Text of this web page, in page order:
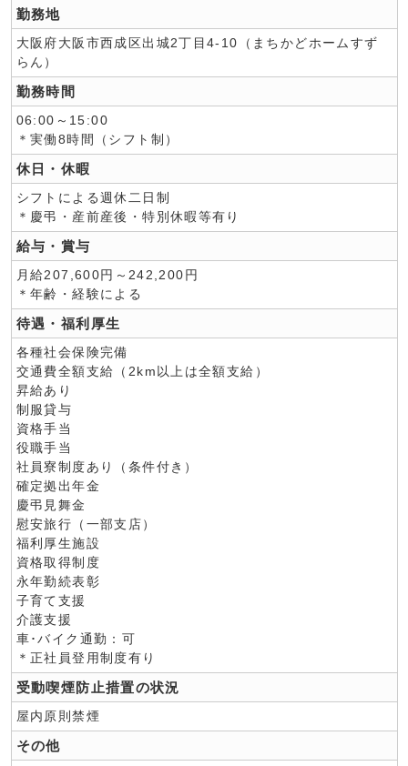
勤務地
大阪府大阪市西成区出城2丁目4-10（まちかどホームすず
らん）
勤務時間
06:00～15:00
＊実働8時間（シフト制）
休日・休暇
シフトによる週休二日制
＊慶弔・産前産後・特別休暇等有り
給与・賞与
月給207,600円～242,200円
＊年齢・経験による
待遇・福利厚生
各種社会保険完備
交通費全額支給（2km以上は全額支給）
昇給あり
制服貸与
資格手当
役職手当
社員寮制度あり（条件付き）
確定拠出年金
慶弔見舞金
慰安旅行（一部支店）
福利厚生施設
資格取得制度
永年勤続表彰
子育て支援
介護支援
車･バイク通勤：可
＊正社員登用制度有り
受動喫煙防止措置の状況
屋内原則禁煙
その他